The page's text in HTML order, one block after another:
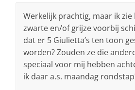
Werkelijk prachtig, maar ik zie
zwarte en/of grijze voorbij
dat er 5 Giulietta’s ten toon
worden? Zouden ze die
speciaal voor mij hebben
ik daar a.s. maandag